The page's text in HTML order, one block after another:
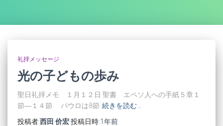
り
礼拝メッセージ
光の子どもの歩み
聖日礼拝メモ １月１２日 聖書 エペソ人への手紙５章１
節―１４節 パウロは8節 続きを読む…
投稿者:西田 价宏投稿日時:1年前